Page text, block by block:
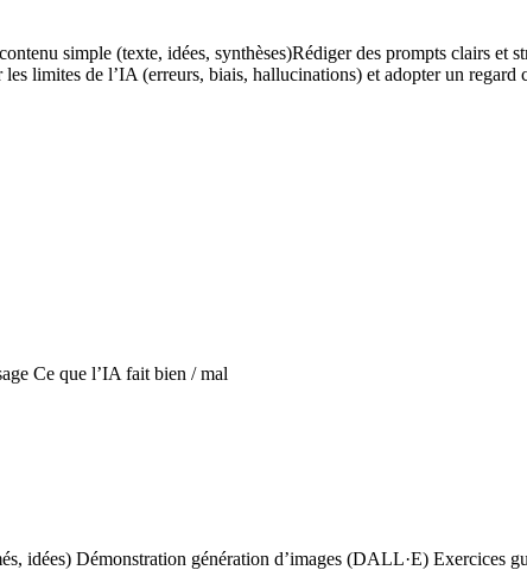
simple (texte, idées, synthèses)Rédiger des prompts clairs et
limites de l’IA (erreurs, biais, hallucinations) et adopter un regard
Ce que l’IA fait bien / mal
idées) Démonstration génération d’images (DALL·E) Exercices